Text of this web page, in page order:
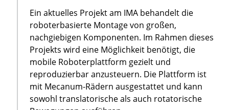
Ein aktuelles Projekt am IMA behandelt die
roboterbasierte Montage von großen,
nachgiebigen Komponenten. Im Rahmen dieses
Projekts wird eine Möglichkeit benötigt, die
mobile Roboterplattform gezielt und
reproduzierbar anzusteuern. Die Plattform ist
mit Mecanum-Rädern ausgestattet und kann
sowohl translatorische als auch rotatorische